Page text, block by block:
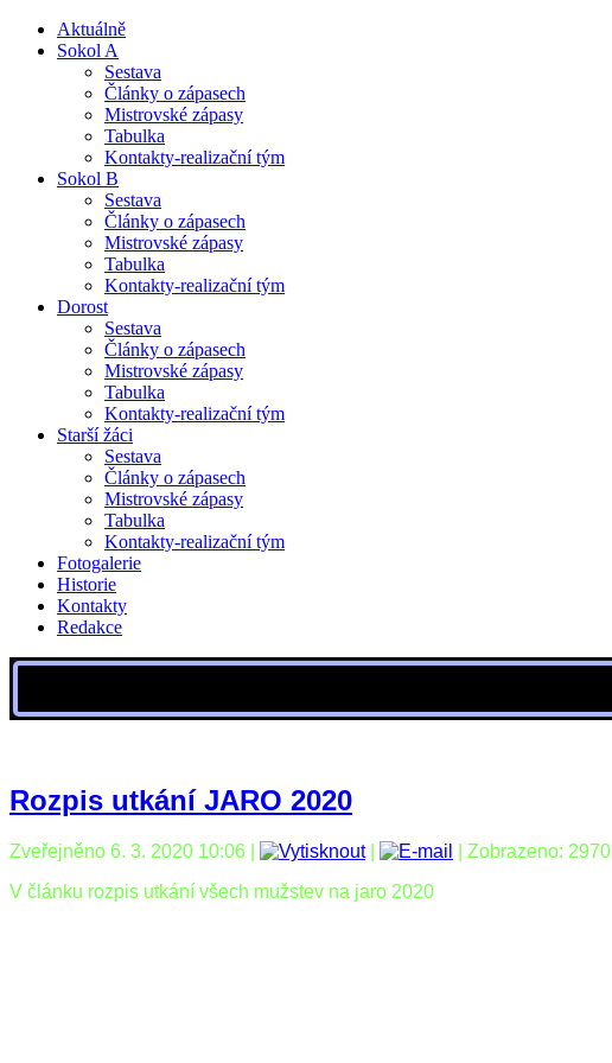
Aktuálně
Sokol A
Sestava
Články o zápasech
Mistrovské zápasy
Tabulka
Kontakty-realizační tým
Sokol B
Sestava
Články o zápasech
Mistrovské zápasy
Tabulka
Kontakty-realizační tým
Dorost
Sestava
Články o zápasech
Mistrovské zápasy
Tabulka
Kontakty-realizační tým
Starší žáci
Sestava
Články o zápasech
Mistrovské zápasy
Tabulka
Kontakty-realizační tým
Fotogalerie
Historie
Kontakty
Redakce
Rozpis utkání JARO 2020
Zveřejněno 6. 3. 2020 10:06 |
| Zobrazeno: 2970
V článku rozpis utkání všech mužstev na jaro 2020